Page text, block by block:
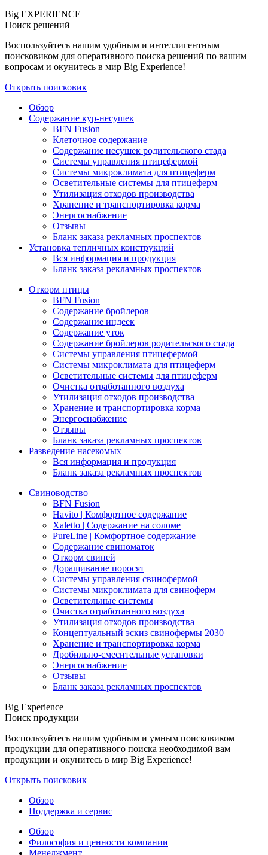
Big EXPERIENCE
Поиск решений
Воспользуйтесь нашим удобным и интеллигентным
поисковиком для оперативного поиска решений по вашим
вопросам и окунитесь в мир Big Experience!
Открыть поисковик
Обзор
Содержание кур-несушек
BFN Fusion
Клеточное содержание
Содержание несушек родительского стада
Системы управления птицефермой
Системы микроклимата для птицеферм
Осветительные системы для птицеферм
Утилизация отходов производства
Хранение и транспортировка корма
Энергоснабжение
Отзывы
Бланк заказа рекламных проспектов
Установка тепличных конструкций
Вся информация и продукция
Бланк заказа рекламных проспектов
Откорм птицы
BFN Fusion
Содержание бройлеров
Содержание индеек
Содержание уток
Содержание бройлеров родительского стада
Системы управления птицефермой
Системы микроклимата для птицеферм
Осветительные системы для птицеферм
Очистка отработанного воздуха
Утилизация отходов производства
Хранение и транспортировка корма
Энергоснабжение
Отзывы
Бланк заказа рекламных проспектов
Разведение насекомых
Вся информация и продукция
Бланк заказа рекламных проспектов
Свиноводство
BFN Fusion
Havito | Комфортное содержание
Xaletto | Содержание на соломе
PureLine | Комфортное содержание
Содержание свиноматок
Откорм свиней
Доращивание поросят
Системы управления свинофермой
Системы микроклимата для свиноферм
Осветительные системы
Очистка отработанного воздуха
Утилизация отходов производства
Концептуальный эскиз свинофермы 2030
Хранение и транспортировка корма
Дробильно-смесительные установки
Энергоснабжение
Отзывы
Бланк заказа рекламных проспектов
Big Experience
Поиск продукции
Воспользуйтесь нашим удобным и умным поисковиком
продукции для оперативного поиска необходимой вам
продукции и окунитесь в мир Big Experience!
Открыть поисковик
Обзор
Поддержка и сервис
Обзор
Философия и ценности компании